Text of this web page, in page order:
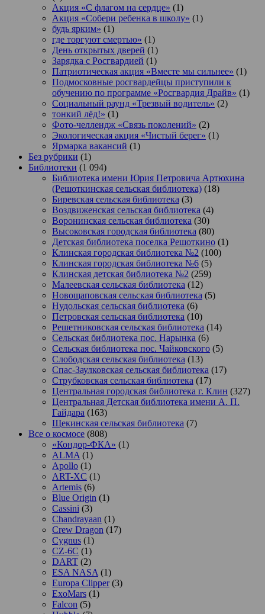
Акция «С флагом на сердце» (1)
Акция «Собери ребенка в школу» (1)
будь ярким» (1)
где торгуют смертью» (1)
День открытых дверей (1)
Зарядка с Росгвардией (1)
Патриотическая акция «Вместе мы сильнее» (1)
Подмосковные росгвардейцы приступили к
обучению по программе «Росгвардия Драйв» (1)
Социальный раунд «Трезвый водитель» (2)
тонкий лёд!» (1)
Фото-челлендж «Связь поколений» (2)
Экологическая акция «Чистый берег» (1)
Ярмарка вакансий (1)
Без рубрики (1)
Библиотеки (1 094)
Библиотека имени Юрия Петровича Артюхина
(Решоткинская сельская библиотека) (18)
Биревская сельская библиотека (3)
Воздвиженская сельская библиотека (4)
Воронинская сельская библиотека (30)
Высоковская городская библиотека (80)
Детская библиотека поселка Решоткино (1)
Клинская городская библиотека №2 (100)
Клинская городская библиотека №6 (5)
Клинская детская библиотека №2 (259)
Малеевская сельская библиотека (12)
Новощаповская сельская библиотека (5)
Нудольская сельская библиотека (6)
Петровская сельская библиотека (10)
Решетниковская сельская библиотека (14)
Сельская библиотека пос. Нарынка (6)
Сельская библиотека пос. Чайковского (5)
Слободская сельская библиотека (13)
Спас-Заулковская сельская библиотека (17)
Струбковская сельская библиотека (17)
Центральная городская библиотека г. Клин (327)
Центральная Детская библиотека имени А. П.
Гайдара (163)
Щекинская сельская библиотека (7)
Все о космосе (808)
«Кондор-ФКА» (1)
ALMA (1)
Apollo (1)
ART-XC (1)
Artemis (6)
Blue Origin (1)
Cassini (3)
Chandrayaan (1)
Crew Dragon (17)
Cygnus (1)
CZ-6C (1)
DART (2)
ESA NASA (1)
Europa Clipper(3)
ExoMars (1)
Falcon (5)